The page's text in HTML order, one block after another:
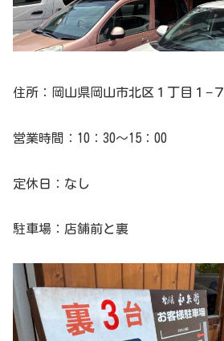
住所：岡山県岡山市北区１丁目１−７
営業時間：10：30～15：00
定休日：なし
駐車場：店舗前と裏